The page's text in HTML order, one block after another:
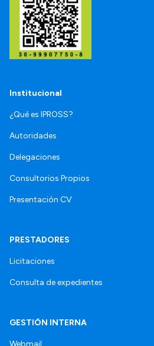
Institucional
¿Qué es IPROSS?
Autoridades
Delegaciones
Consultorios Propios
Presentación CV
PRESTADORES
Licitaciones
Consulta de expedientes
GESTIÓN INTERNA